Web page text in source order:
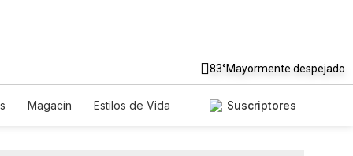
83°Mayormente despejado
Magacín
Estilos de Vida
Suscriptores